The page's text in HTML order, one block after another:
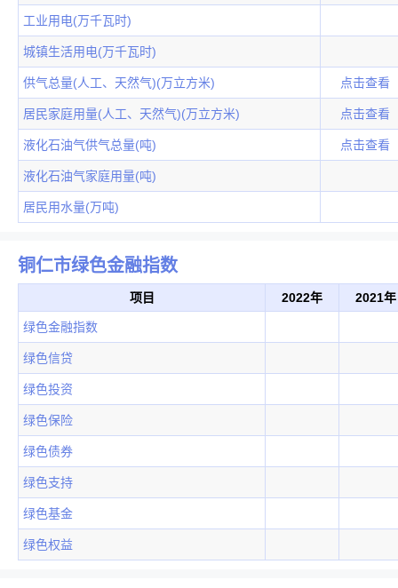
工业用电(万千瓦时)
城镇生活用电(万千瓦时)
供气总量(人工、天然气)(万立方米) 点击查看
居民家庭用量(人工、天然气)(万立方米) 点击查看
液化石油气供气总量(吨) 点击查看
液化石油气家庭用量(吨)
居民用水量(万吨)
铜仁市绿色金融指数
项目 2022年 2021年
绿色金融指数
绿色信贷
绿色投资
绿色保险
绿色债券
绿色支持
绿色基金
绿色权益